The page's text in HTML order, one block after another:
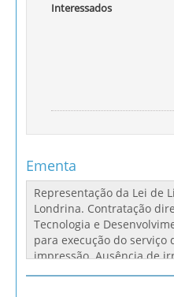
Interessados
Ementa